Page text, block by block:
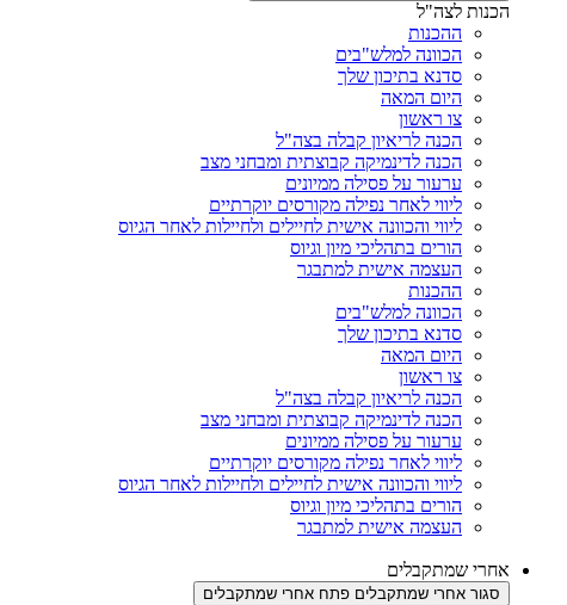
הכנות לצה"ל
ההכנות
הכוונה למלש"בים
סדנא בתיכון שלך
היום המאה
צו ראשון
הכנה לריאיון קבלה בצה"ל
הכנה לדינמיקה קבוצתית ומבחני מצב
ערעור על פסילה ממיונים
ליווי לאחר נפילה מקורסים יוקרתיים
ליווי והכוונה אישית לחיילים ולחיילות לאחר הגיוס
הורים בתהליכי מיון וגיוס
העצמה אישית למתבגר
ההכנות
הכוונה למלש"בים
סדנא בתיכון שלך
היום המאה
צו ראשון
הכנה לריאיון קבלה בצה"ל
הכנה לדינמיקה קבוצתית ומבחני מצב
ערעור על פסילה ממיונים
ליווי לאחר נפילה מקורסים יוקרתיים
ליווי והכוונה אישית לחיילים ולחיילות לאחר הגיוס
הורים בתהליכי מיון וגיוס
העצמה אישית למתבגר
אחרי שמתקבלים
סגור אחרי שמתקבלים פתח אחרי שמתקבלים